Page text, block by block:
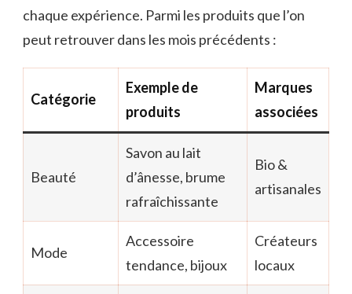
chaque expérience. Parmi les produits que l’on
peut retrouver dans les mois précédents :
Catégorie
Exemple de
produits
Marques
associées
Beauté
Savon au lait
d’ânesse, brume
rafraîchissante
Bio &
artisanales
Mode
Accessoire
tendance, bijoux
Créateurs
locaux